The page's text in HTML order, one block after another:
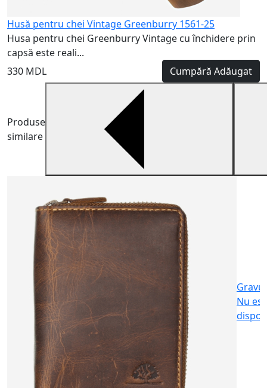
Husă pentru chei Vintage Greenburry 1561-25
Husa pentru chei Greenburry Vintage cu închidere prin
capsă este reali...
330 MDL
Cumpără Adăugat
Produse
similare
Nu